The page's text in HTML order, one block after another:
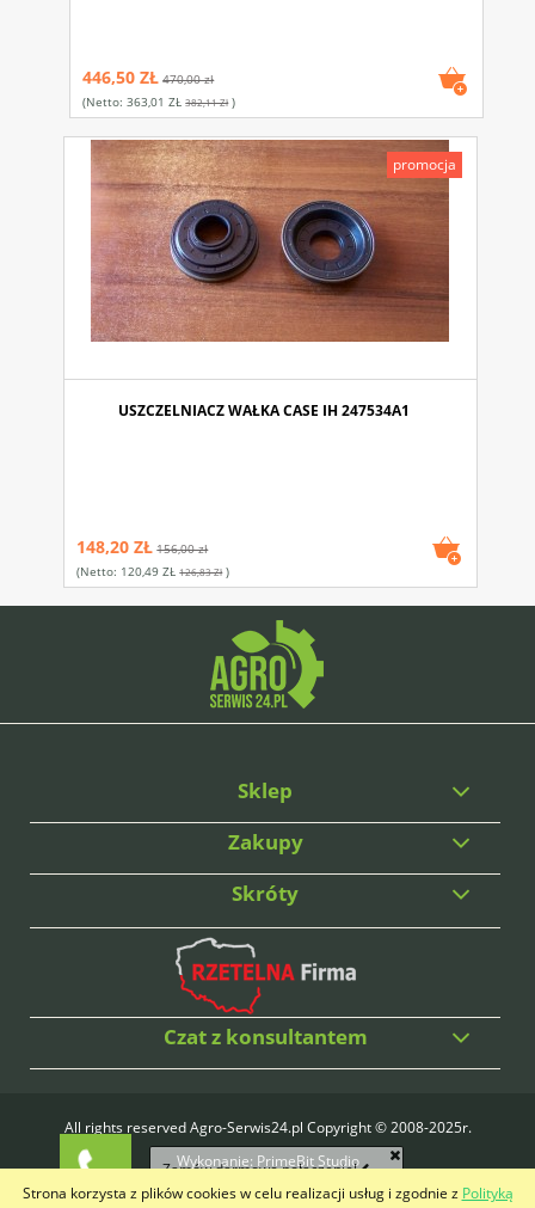
Strona korzysta z plików cookies w celu realizacji usług i zgodnie z Polityką
446,50 ZŁ 470,00 zł
(netto:363,01 ZŁ 382,11 Zł)
USZCZELNIACZ WAŁKA CASE IH 247534A1
148,20 ZŁ 156,00 zł
(netto: 120,49 ZŁ 126,83 Zł)
promocja
Sklep
Zakupy
Skróty
Czat z konsultantem
All rights reserved Agro-Serwis24.pl Copyright © 2008-2025r.
Wykonanie: PrimeBit Studio
Zamów darmowe połączenie!